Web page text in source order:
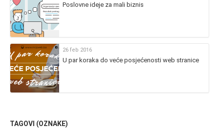
Poslovne ideje za mali biznis
26 feb 2016
U par koraka do veće posjećenosti web stranice
TAGOVI (OZNAKE)